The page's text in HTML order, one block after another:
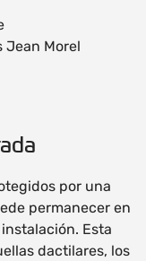
Jean Morel
por una
permanecer en
Esta
dactilares, los